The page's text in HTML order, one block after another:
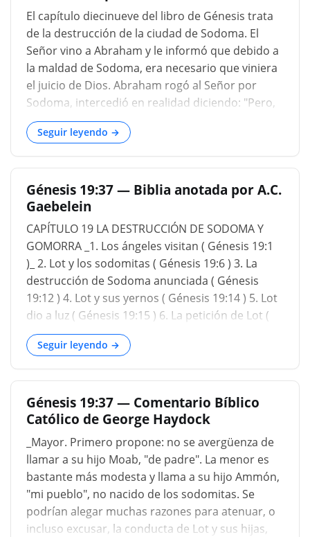
que significa "agua", que a veces se usa para
semillas, consulte Isaías 48:1: EL MISMO [ES] EL
PADRE DE LOS MOABITAS HASTA ESTE DÍA ; un
pueblo que vivió en las fronteras de la tierra de
Canaán, a menudo molesta con los israelitas, y
con frecuencia habla en el Antiguo Testamento.
El capítulo diecinueve del libro de Génesis trata
de la destrucción de la ciudad de Sodoma. El
Señor vino a Abraham y le informó que debido a
la maldad de Sodoma, era necesario que viniera
el juicio de Dios. Abraham rogó al Señor por
Sodoma, intercedió en realidad diciendo: "Pero,
¿y si hay cincuenta justos? ¿Destruirás al justo
con el impío?" Y la base de la intercesión de
Abraham fue que el Señor de la tierra debería
ser justo o justo. Incluso en el juicio, Dios debe
ser justo o equitativo. Dios no puede ser injusto
en ninguna acción en ningún momento. Ahora
bien, esta es un área que Satanás está buscando
constantemente para presentar un caso contra
Dios. ¿Cómo puede un Dios de amor, o un Dios
de amor condenar al infierno eterno a un
hombre que nunca ha oído hablar de Jesucristo?
¿Qué hay de esa persona que vive en África, que
que sufrir...
Seguir leyendo →
Génesis 19:37 — Biblia anotada por A.C.
Gaebelein
CAPÍTULO 19 LA DESTRUCCIÓN DE SODOMA Y
GOMORRA _1. Los ángeles visitan ( Génesis 19:1
)_ 2. Lot y los sodomitas ( Génesis 19:6 ) 3. La
destrucción de Sodoma anunciada ( Génesis
19:12 ) 4. Lot y sus yernos ( Génesis 19:14 ) 5. Lot
dio a luz ( Génesis 19:15 ) 6. La petición de Lot (
Génesis 19:18 ) 7. El escape ( Génesis
Seguir leyendo →
Génesis 19:37 — Comentario Bíblico
Católico de George Haydock
_Mayor. Primero propone: no se avergüenza de
llamar a su hijo Moab, "de padre". La menor es
bastante más modesta y llama a su hijo Ammón,
"mi pueblo", no nacido de los sodomitas. Se
podrían alegar muchas razones para atenuar, o
incluso excusar, la conducta de Lot y sus hijas,